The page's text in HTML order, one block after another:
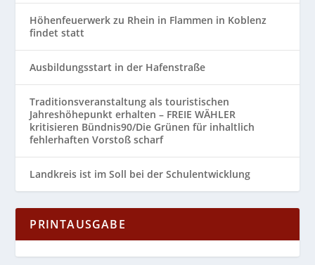
Höhenfeuerwerk zu Rhein in Flammen in Koblenz
findet statt
Ausbildungsstart in der Hafenstraße
Traditionsveranstaltung als touristischen
Jahreshöhepunkt erhalten – FREIE WÄHLER
kritisieren Bündnis90/Die Grünen für inhaltlich
fehlerhaften Vorstoß scharf
Landkreis ist im Soll bei der Schulentwicklung
PRINTAUSGABE